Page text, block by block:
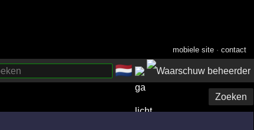
mobiele site ·contact
🇳🇱
Zoeken